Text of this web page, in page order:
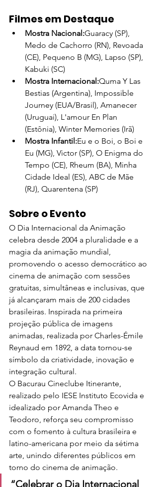
Filmes em Destaque
Mostra Nacional:Guaracy (SP),
Medo de Cachorro (RN), Revoada
(CE), Pequeno B (MG), Lapso (SP),
Kabuki (SC)
Mostra Internacional:Quma Y Las
Bestias (Argentina), Impossible
Journey (EUA/Brasil), Amanecer
(Uruguai), L'amour En Plan
(Estônia), Winter Memories (Irã)
Mostra Infantil:Eu e o Boi, o Boi e
Eu (MG), Victor (SP), O Enigma do
Tempo (CE), Rheum (BA), Minha
Cidade Ideal (ES), ABC de Mãe
(RJ), Quarentena (SP)
Sobre o Evento
O Dia Internacional da Animação
celebra desde 2004 a pluralidade e a
magia da animação mundial,
promovendo o acesso democrático ao
cinema de animação com sessões
gratuitas, simultâneas e inclusivas, que
já alcançaram mais de 200 cidades
brasileiras. Inspirada na primeira
projeção pública de imagens
animadas, realizada por Charles-Émile
Reynaud em 1892, a data tornou-se
símbolo da criatividade, inovação e
integração cultural.
O Bacurau Cineclube Itinerante,
realizado pelo IESE Instituto Ecovida e
idealizado por Amanda Theo e
Teodoro, reforça seu compromisso
com o fomento à cultura brasileira e
latino-americana por meio da sétima
arte, unindo diferentes públicos em
torno do cinema de animação.
“Celebrar o Dia Internacional